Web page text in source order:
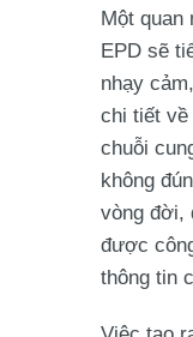
Một quan
EPD sẽ
nhạy
chi tiết về
chuỗi
không
vòng đời,
được
thông tin